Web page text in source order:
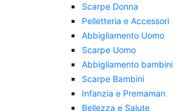
Scarpe Donna
Pelletteria e Accessori
Abbigliamento Uomo
Scarpe Uomo
Abbigliamento bambini
Scarpe Bambini
Infanzia e Premaman
Bellezza e Salute